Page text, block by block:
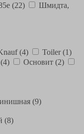
(22)
Шмидта,
(4) Toiler(1)
(4) Основит (2)
(9)
(8)